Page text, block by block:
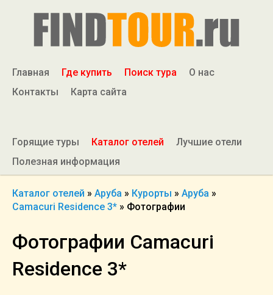
Главная Где купить Поиск тура
О нас
Контакты
Карта сайта
Горящие туры Каталог отелей
Лучшие отели
Полезная информация
Каталог отелей » Аруба » Курорты » Аруба »
Camacuri Residence 3* » Фотографии
Фотографии Camacuri
Residence 3*